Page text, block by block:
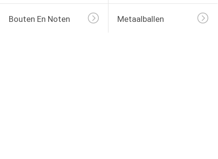
Bouten En Noten Metaalballen